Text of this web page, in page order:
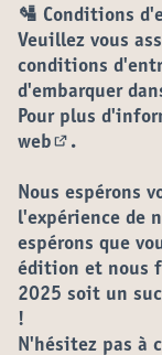
🛂 Conditions
Veuillez vous
conditions
d'embarquer
Pour plus
web
.
Nous espérons
l'expérience de
espérons que
édition et nous
2025 soit un
!
N'hésitez pas à